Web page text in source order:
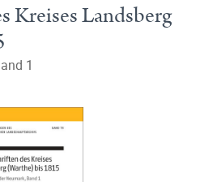
Kreises Landsberg
1